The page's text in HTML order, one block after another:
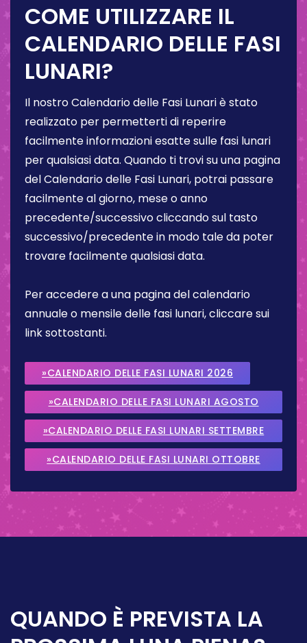
COME UTILIZZARE IL
CALENDARIO DELLE FASI
LUNARI?
Il nostro Calendario delle Fasi Lunari è stato
realizzato per permetterti di reperire
facilmente informazioni esatte sulle fasi lunari
per qualsiasi data. Quando ti trovi su una pagina
del Calendario delle Fasi Lunari, potrai passare
facilmente al giorno, mese o anno
precedente/successivo cliccando sul tasto
successivo/precedente in modo tale da poter
trovare facilmente qualsiasi data.
Per accedere a una pagina del calendario
annuale o mensile delle fasi lunari, cliccare sui
link sottostanti.
»CALENDARIO DELLE FASI LUNARI 2026
»CALENDARIO DELLE FASI LUNARI AGOSTO
2026
»CALENDARIO DELLE FASI LUNARI SETTEMBRE
2026
»CALENDARIO DELLE FASI LUNARI OTTOBRE
QUANDO È PREVISTA LA